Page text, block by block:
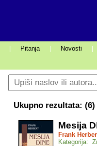
Pitanja Novosti
Ukupno rezultata: (6)
Mesija
Frank
Kategorija: